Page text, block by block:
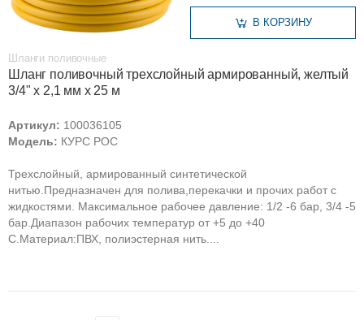
В КОРЗИНУ
Шланги поливочные
Шланг поливочный трехслойный армированный, желтый
3/4" х 2,1 мм х 25 м
Артикул: 100036105
Модель: КУРС РОС
Трехслойный, армированный синтетической
нитью.Предназначен для полива,перекачки и прочих работ с
жидкостями. Максимальное рабочее давление: 1/2 -6 бар, 3/4 -5
бар.Диапазон рабочих температур от +5 до +40
С.Материал:ПВХ, полиэстерная нить....